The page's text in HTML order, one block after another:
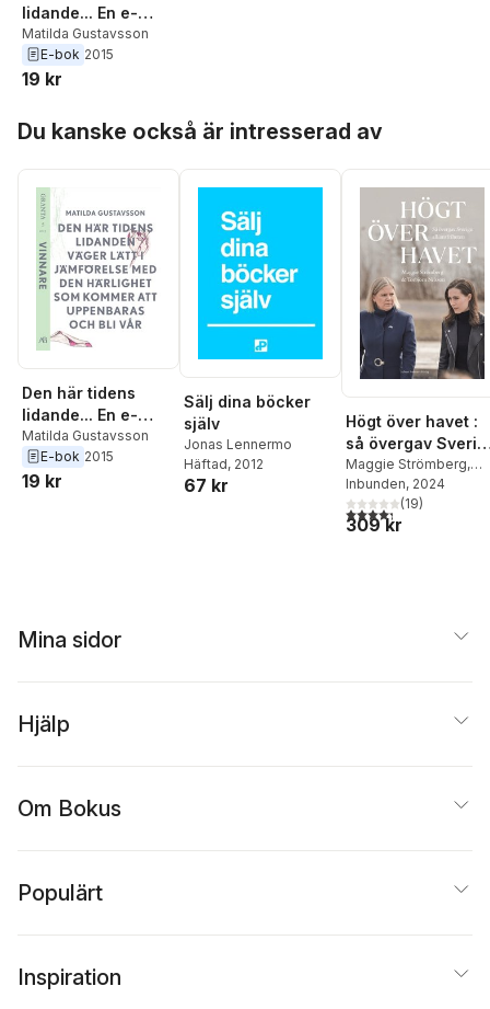
lidande... En e-
singel ur Granta 5
Matilda Gustavsson
E-bok 2015
19 kr
Du kanske också är intresserad av
Den här tidens
lidande... En e-
singel ur Granta 5
Matilda Gustavsson
E-bok 2015
19 kr
Sälj dina böcker
själv
Jonas Lennermo
Häftad, 2012
67 kr
Högt över havet :
så övergav
alliansfriheten
Maggie Strömberg,
Torbjörn Nilsson
Inbunden, 2024
4,3utav 5 stjärnor.
(19)
309 kr
Mina sidor
Hjälp
Om Bokus
Populärt
Inspiration